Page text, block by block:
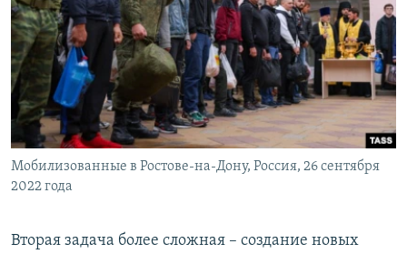
Мобилизованные в Ростове-на-Дону, Россия, 26 сентября
2022 года
Вторая задача более сложная – создание новых